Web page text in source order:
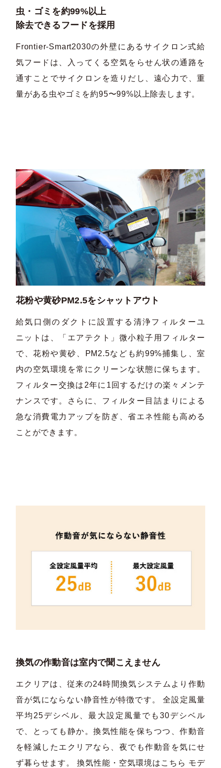
虫・ゴミを約99%以上
除去できるフードを採用
Frontier-Smart2030の外壁にあるサイクロン式給
気フードは、入ってくる空気をらせん状の通路を
通すことでサイクロンを造りだし、遠心力で、重
量がある虫やゴミを約95〜99%以上除去します。
花粉や黄砂PM2.5をシャットアウト
給気口側のダクトに設置する清浄フィルターユ
ニットは、「エアテクト」微小粒子用フィルター
で、花粉や黄砂、PM2.5なども約99%捕集し、室
内の空気環境を常にクリーンな状態に保ちます。
フィルター交換は2年に1回するだけの楽々メンテ
ナンスです。さらに、フィルター目詰まりによる
急な消費電力アップを防ぎ、省エネ性能も高める
ことができます。
換気の作動音は室内で聞こえません
エクリアは、従来の24時間換気システムより作動
音が気にならない静音性が特徴です。 全設定風量
平均25デシベル、最大設定風量でも30デシベル
で、とっても静か。換気性能を保ちつつ、作動音
を軽減したエクリアなら、夜でも作動音を気にせ
ず暮らせます。 換気性能・空気環境はこちら モデ